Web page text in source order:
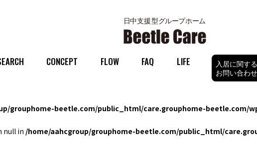
CONCEPT FLOW FAQ LIFE
入居に関する
お問い合わせ
grouphome-beetle.com/public_html/care.grouphome-beetle.com/
null in /home/aahcgroup/grouphome-beetle.com/public_html/